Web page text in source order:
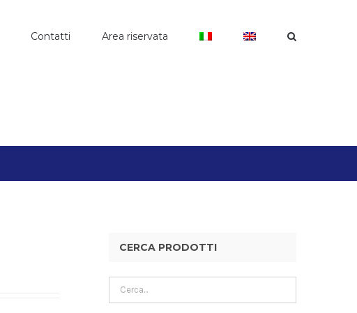
Contatti Area riservata
CERCA PRODOTTI